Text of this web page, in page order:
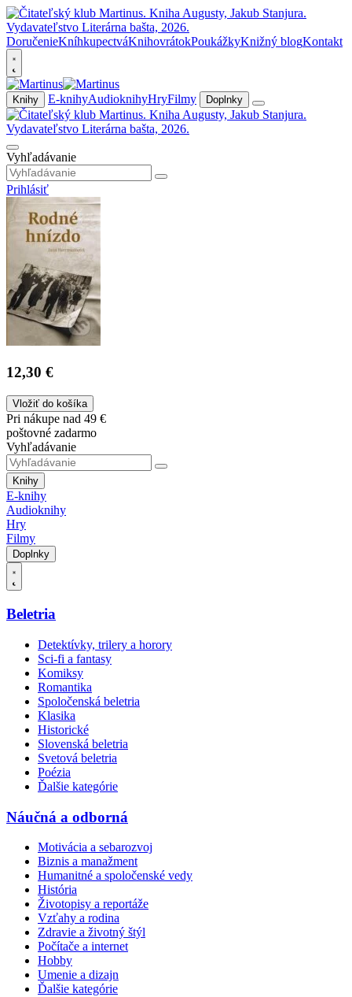
DoručenieKníhkupectváKnihovrátokPoukážkyKnižný blogKontakt
Knihy E-knihyAudioknihyHryFilmy Doplnky
Vyhľadávanie
Prihlásiť
12,30 €
Vložiť do košíka
Pri nákupe nad 49 €
poštovné zadarmo
Vyhľadávanie
Knihy
E-knihy
Audioknihy
Hry
Filmy
Doplnky
Beletria
Detektívky, trilery a horory
Sci-fi a fantasy
Komiksy
Romantika
Spoločenská beletria
Klasika
Historické
Slovenská beletria
Svetová beletria
Poézia
Ďalšie kategórie
Náučná a odborná
Motivácia a sebarozvoj
Biznis a manažment
Humanitné a spoločenské vedy
História
Životopisy a reportáže
Vzťahy a rodina
Zdravie a životný štýl
Počítače a internet
Hobby
Umenie a dizajn
Ďalšie kategórie